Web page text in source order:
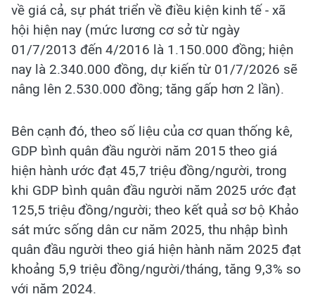
về giá cả, sự phát triển về điều kiện kinh tế - xã
hội hiện nay (mức lương cơ sở từ ngày
01/7/2013 đến 4/2016 là 1.150.000 đồng; hiện
nay là 2.340.000 đồng, dự kiến từ 01/7/2026 sẽ
nâng lên 2.530.000 đồng; tăng gấp hơn 2 lần).
Bên cạnh đó, theo số liệu của cơ quan thống kê,
GDP bình quân đầu người năm 2015 theo giá
hiện hành ước đạt 45,7 triệu đồng/người, trong
khi GDP bình quân đầu người năm 2025 ước đạt
125,5 triệu đồng/người; theo kết quả sơ bộ Khảo
sát mức sống dân cư năm 2025, thu nhập bình
quân đầu người theo giá hiện hành năm 2025 đạt
khoảng 5,9 triệu đồng/người/tháng, tăng 9,3% so
với năm 2024.